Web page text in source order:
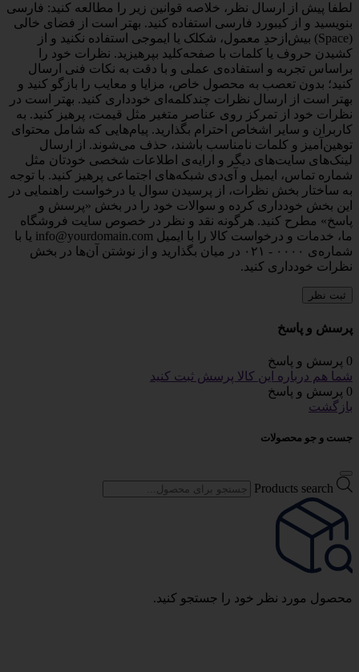
لطفا پیش از ارسال نظر، خلاصه قوانین زیر را مطالعه کنید: فارسی
بنویسید و از کیبورد فارسی استفاده کنید. بهتر است از فضای خالی
(Space) بیش‌از‌حدِ معمول، شکلک یا ایموجی استفاده نکنید و از
کشیدن حروف یا کلمات با صفحه‌کلید بپرهیزید. نظرات خود را
براساس تجربه و استفاده‌ی عملی و با دقت به نکات فنی ارسال
کنید؛ بدون تعصب به محصول خاص، مزایا و معایب را بازگو کنید و
بهتر است از ارسال نظرات چندکلمه‌‌ای خودداری کنید. بهتر است در
نظرات خود از تمرکز روی عناصر متغیر مثل قیمت، پرهیز کنید. به
کاربران و سایر اشخاص احترام بگذارید. پیام‌هایی که شامل محتوای
توهین‌آمیز و کلمات نامناسب باشند، حذف می‌شوند. از ارسال
لینک‌های سایت‌های دیگر و ارایه‌ی اطلاعات شخصی خودتان مثل
شماره تماس، ایمیل و آی‌دی شبکه‌های اجتماعی پرهیز کنید. با توجه
به ساختار بخش نظرات، از پرسیدن سوال یا درخواست راهنمایی در
این بخش خودداری کرده و سوالات خود را در بخش «پرسش و
پاسخ» مطرح کنید. هرگونه نقد و نظر در خصوص سایت فروشگاه
ما، خدمات و درخواست کالا را با ایمیل info@yourdomain.com یا با
شماره‌ی ۰۰۰۰ - ۰۲۱ در میان بگذارید و از نوشتن آن‌ها در بخش
نظرات خودداری کنید.
ثبت نظر
پرسش و پاسخ
0 پرسش و پاسخ
شما هم درباره این کالا پرسش ثبت کنید
0 پرسش و پاسخ
بازگشت
جست و جو محصولات
Products search
محصول مورد نظر خود را جستجو کنید.